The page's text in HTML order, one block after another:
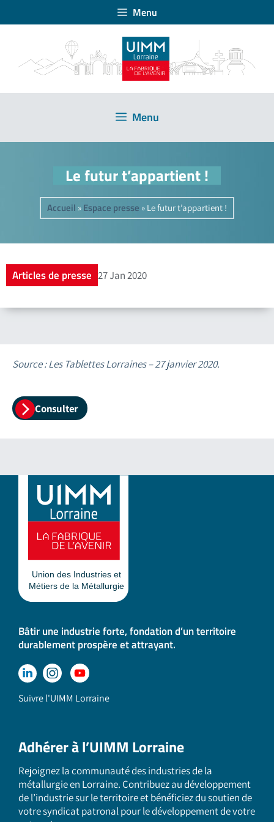
Menu
Menu
Le futur t’appartient !
Accueil » Espace presse » Le futur t’appartient !
Articles de presse 27 Jan 2020
Source : Les Tablettes Lorraines – 27 janvier 2020.
Consulter
Bâtir une industrie forte, fondation d’un territoire
durablement prospère et attrayant.
Suivre l'UIMM Lorraine
Adhérer à l’UIMM Lorraine
Rejoignez la communauté des industries de la
métallurgie en Lorraine. Contribuez au développement
de l’industrie sur le territoire et bénéficiez du soutien de
votre syndicat patronal pour le développement de votre